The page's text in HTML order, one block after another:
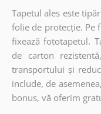
Tapetul ales este
folie de protecție. Pe
fixează fototapetul.
de carton
transportului și
include, de
bonus, vă oferim